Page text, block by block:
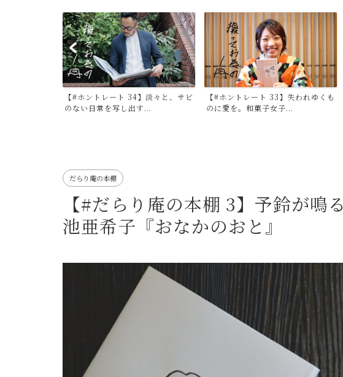
【#ホントレート 33】失われゆくも
のに愛を。和菓子女子...
【#ホントレート 32】世界に気付き
と彩りを。マーケター...
だらり庵の本棚
【#だらり庵の本棚 3】予鈴が鳴
池亜希子『おなかのおと』